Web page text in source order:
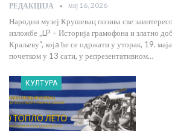
РЕДАКЦИЈА мај 16, 2026
Народни музеј Крушевац позива све
изложбе „LP – Историја грамофона и златно
Краљеву“, којa ће се одржати у уторак, 19.
почетком у 13 сати, у репрезентативном…
КУЛТУРА